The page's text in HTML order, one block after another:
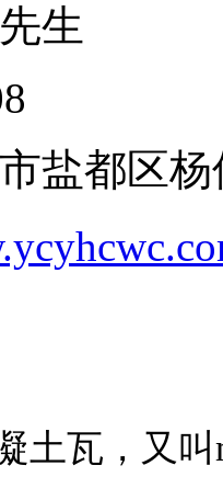
生
盐都区
土瓦，又